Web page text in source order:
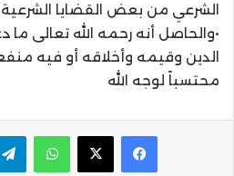
الشرعي من بعض القضايا الشرعية
•والحاصل أنه رحمه الله تعالى
الدين وقيمه وأخلاقه أو فيه
محتسباً لوجه الله
واتساب